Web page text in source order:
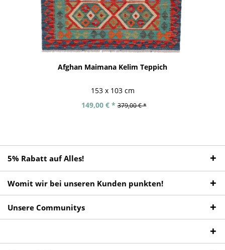
Afghan Maimana Kelim Teppich
153 x 103 cm
149,00 € * 379,00 € *
5% Rabatt auf Alles!
Womit wir bei unseren Kunden punkten!
Unsere Communitys